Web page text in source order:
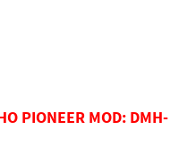
PIONEER MOD: DMH-